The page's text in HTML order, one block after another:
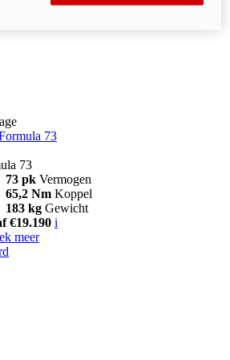
73
73
73 pk Vermogen
65,2 Nm Koppel
183 kg Gewicht
€19.190 i
meer